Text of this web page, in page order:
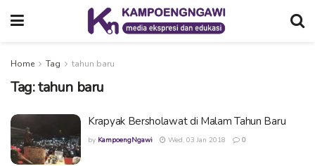
Home Tag tahun baru
Tag:tahun baru
Krapyak Bersholawat di Malam Tahun Baru
by KampoengNgawi Wed, 03 Jan 2018 0